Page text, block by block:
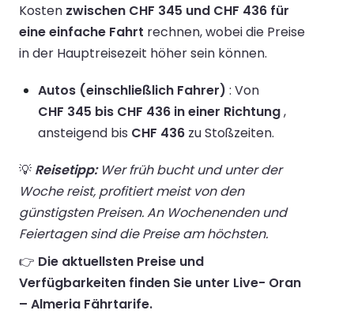
Kosten zwischen CHF 345 und CHF 436 für
eine einfache Fahrt rechnen, wobei die Preise
in der Hauptreisezeit höher sein können.
Autos (einschließlich Fahrer) : Von
CHF 345 bis CHF 436 in einer Richtung,
ansteigend bis CHF 436 zu Stoßzeiten.
💡 Reisetipp:Wer früh bucht und unter der
Woche reist, profitiert meist von den
günstigsten Preisen. An Wochenenden und
Feiertagen sind die Preise am höchsten.
👉 Die aktuellsten Preise und
Verfügbarkeiten finden Sie unter Live- Oran
– Almeria Fährtarife.